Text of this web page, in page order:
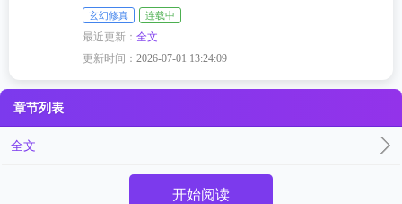
玄幻修真 连载中
最近更新：全文
更新时间：2026-07-01 13:24:09
章节列表
全文
开始阅读